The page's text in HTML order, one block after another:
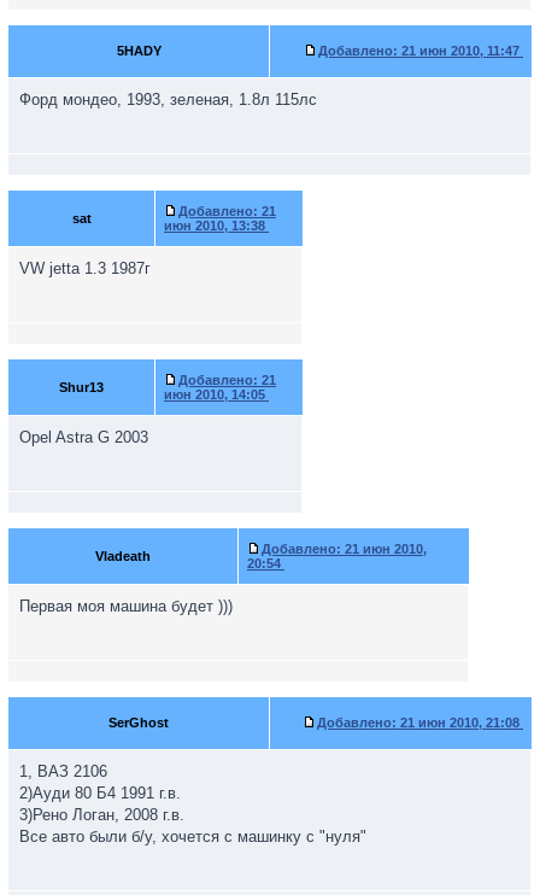
5HADY Добавлено: 21 июн 2010, 11:47
Форд мондео, 1993, зеленая, 1.8л 115лс
sat Добавлено: 21
июн 2010, 13:38
VW jetta 1.3 1987г
Shur13 Добавлено: 21
июн 2010, 14:05
Opel Astra G 2003
Vladeath Добавлено: 21 июн 2010,
20:54
Первая моя машина будет )))
SerGhost Добавлено: 21 июн 2010, 21:08
1, ВАЗ 2106
2)Ауди 80 Б4 1991 г.в.
3)Рено Логан, 2008 г.в.
Все авто были б/у, хочется с машинку с "нуля"